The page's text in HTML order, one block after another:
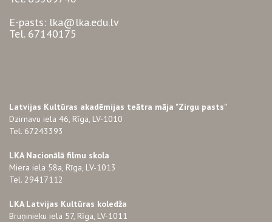
E-pasts: lka@lka.edu.lv
Tel. 67140175
Latvijas Kultūras akadēmijas teātra māja "Zirgu pasts"
Dzirnavu iela 46, Rīga, LV-1010
Tel. 67243393
LKA Nacionālā filmu skola
Miera iela 58a, Rīga, LV-1013
Tel. 29417112
LKA Latvijas Kultūras koledža
Bruņinieku iela 57, Rīga, LV-1011